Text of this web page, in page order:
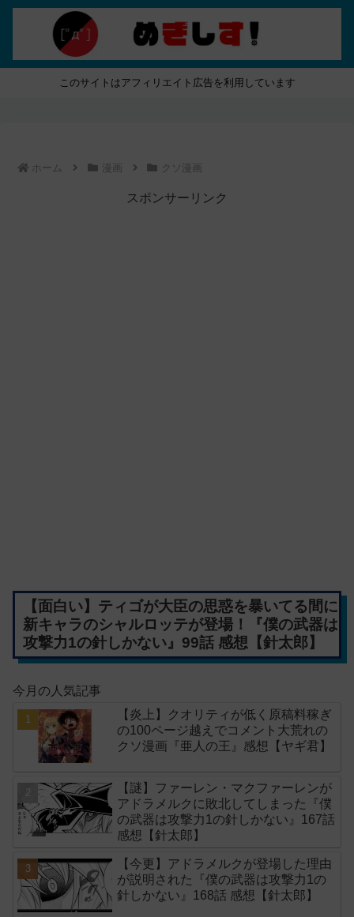
このサイトはアフィリエイト広告を利用しています
ホーム 漫画 クソ漫画
スポンサーリンク
【面白い】ティゴが大臣の思惑を暴いてる間に
新キャラのシャルロッテが登場！『僕の武器は
攻撃力1の針しかない』99話 感想【針太郎】
今月の人気記事
【炎上】クオリティが低く原稿料稼ぎ
の100ページ越えでコメント大荒れの
クソ漫画『亜人の王』感想【ヤギ君】
【謎】ファーレン・マクファーレンが
アドラメルクに敗北してしまった『僕
の武器は攻撃力1の針しかない』167話
感想【針太郎】
【今更】アドラメルクが登場した理由
が説明された『僕の武器は攻撃力1の
針しかない』168話 感想【針太郎】